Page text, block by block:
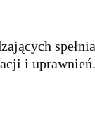
i uprawnień.